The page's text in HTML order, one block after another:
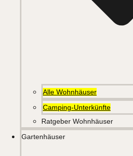
Alle Wohnhäuser
Camping-Unterkünfte
Ratgeber Wohnhäuser
Gartenhäuser